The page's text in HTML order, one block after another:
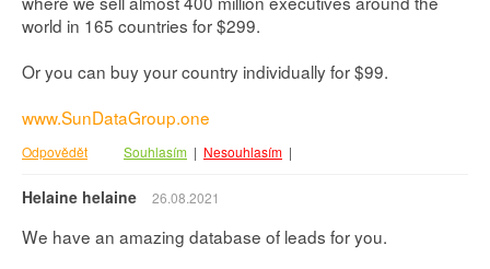
world in 165 countries for $299.
Or you can buy your country individually for $99.
www.SunDataGroup.one
Odpovědět Souhlasím | Nesouhlasím |
Helaine helaine 26.08.2021
We have an amazing database of leads for you.